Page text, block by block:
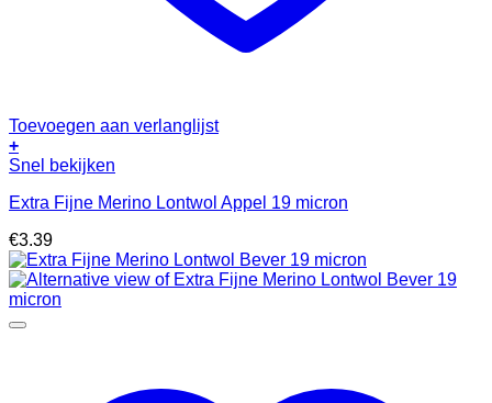
Toevoegen aan verlanglijst
+
Snel bekijken
Extra Fijne Merino Lontwol Appel 19 micron
€3.39